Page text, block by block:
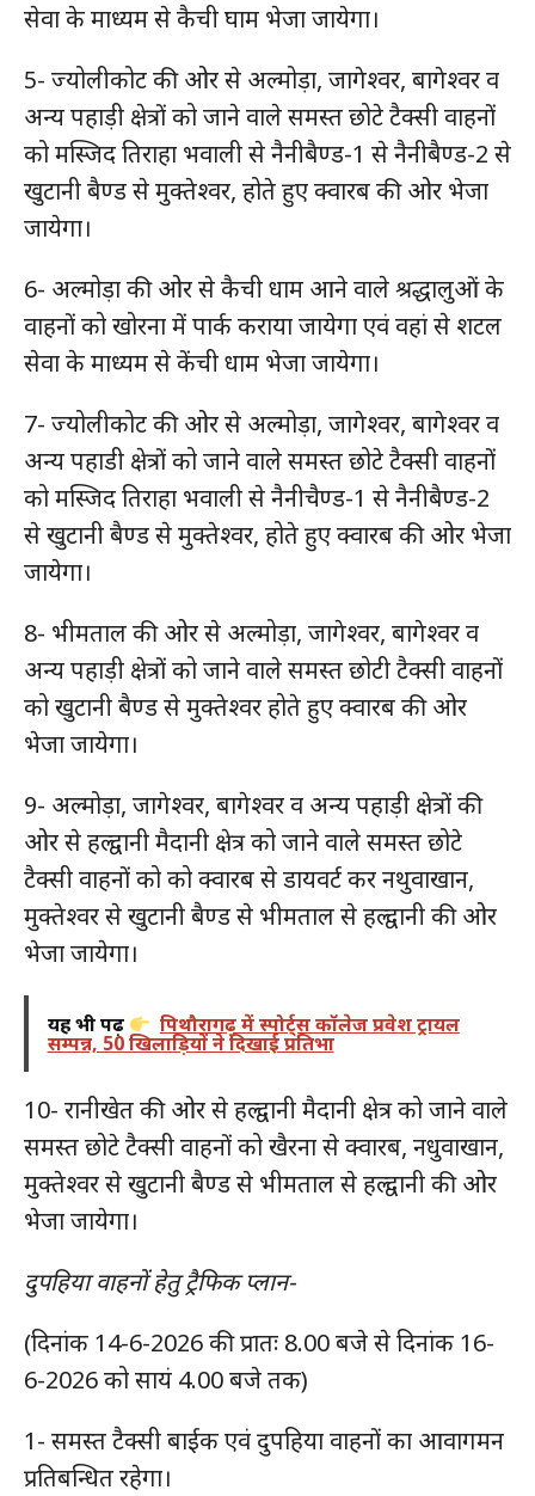
सेवा के माध्यम से कैची घाम भेजा जायेगा।
5- ज्योलीकोट की ओर से अल्मोड़ा, जागेश्वर, बागेश्वर व
अन्य पहाड़ी क्षेत्रों को जाने वाले समस्त छोटे टैक्सी वाहनों
को मस्जिद तिराहा भवाली से नैनीबैण्ड-1 से नैनीबैण्ड-2 से
खुटानी बैण्ड से मुक्तेश्वर, होते हुए क्वारब की ओर भेजा
जायेगा।
6- अल्मोड़ा की ओर से कैची धाम आने वाले श्रद्धालुओं के
वाहनों को खोरना में पार्क कराया जायेगा एवं वहां से शटल
सेवा के माध्यम से केंची धाम भेजा जायेगा।
7- ज्योलीकोट की ओर से अल्मोड़ा, जागेश्वर, बागेश्वर व
अन्य पहाडी क्षेत्रों को जाने वाले समस्त छोटे टैक्सी वाहनों
को मस्जिद तिराहा भवाली से नैनीचैण्ड-1 से नैनीबैण्ड-2
से खुटानी बैण्ड से मुक्तेश्वर, होते हुए क्वारब की ओर भेजा
जायेगा।
8- भीमताल की ओर से अल्मोड़ा, जागेश्वर, बागेश्वर व
अन्य पहाड़ी क्षेत्रों को जाने वाले समस्त छोटी टैक्सी वाहनों
को खुटानी बैण्ड से मुक्तेश्वर होते हुए क्वारब की ओर
भेजा जायेगा।
9- अल्मोड़ा, जागेश्वर, बागेश्वर व अन्य पहाड़ी क्षेत्रों की
ओर से हल्द्वानी मैदानी क्षेत्र को जाने वाले समस्त छोटे
टैक्सी वाहनों को को क्वारब से डायवर्ट कर नथुवाखान,
मुक्तेश्वर से खुटानी बैण्ड से भीमताल से हल्द्वानी की ओर
भेजा जायेगा।
यह भी पढ़ें पिथौरागढ़ में स्पोर्ट्स कॉलेज प्रवेश ट्रायल
सम्पन्न, 50 खिलाड़ियों ने दिखाई प्रतिभा
10- रानीखेत की ओर से हल्द्वानी मैदानी क्षेत्र को जाने वाले
समस्त छोटे टैक्सी वाहनों को खैरना से क्वारब, नधुवाखान,
मुक्तेश्वर से खुटानी बैण्ड से भीमताल से हल्द्वानी की ओर
भेजा जायेगा।
दुपहिया वाहनों हेतु ट्रैफिक प्लान-
(दिनांक 14-6-2026 की प्रातः 8.00 बजे से दिनांक 16-
6-2026 को सायं 4.00 बजे तक)
1- समस्त टैक्सी बाईक एवं दुपहिया वाहनों का आवागमन
प्रतिबन्धित रहेगा।